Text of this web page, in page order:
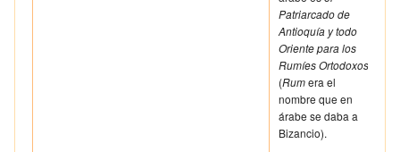
Patriarcado de
Antioquía y todo
Oriente para los
Rumíes Ortodoxos
(Rumera el
nombre que en
árabe se daba a
Bizancio).